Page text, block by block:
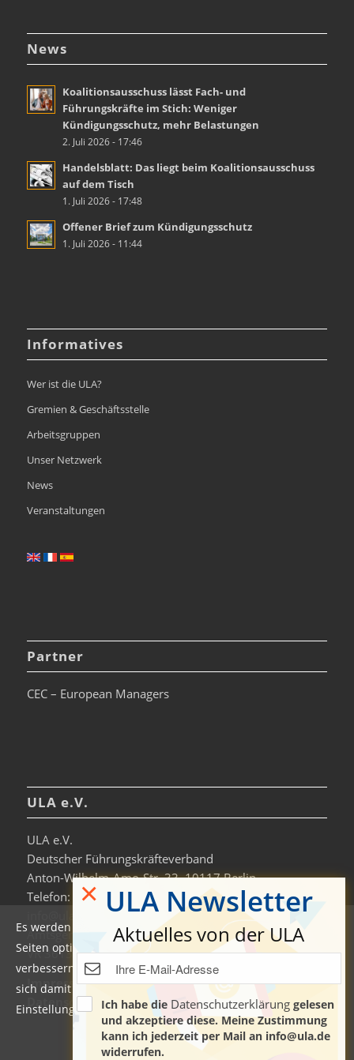
News
Koalitionsausschuss lässt Fach- und
Führungskräfte im Stich: Weniger
Kündigungsschutz, mehr Belastungen
2. Juli 2026 - 17:46
Handelsblatt: Das liegt beim Koalitionsausschuss
auf dem Tisch
1. Juli 2026 - 17:48
Offener Brief zum Kündigungsschutz
1. Juli 2026 - 11:44
Informatives
Wer ist die ULA?
Gremien & Geschäftsstelle
Arbeitsgruppen
Unser Netzwerk
News
Veranstaltungen
Partner
CEC – European Managers
ULA e.V.
ULA e.V.
Deutscher Führungskräfteverband
Anton-Wilhelm-Amo-Str. 33, 10117 Berlin
Telefon: +49 30-306963-0
Amtsgericht Charlottenburg
VR 36138 B
Impressum
Datenschutzerklärung & Nutzungsbedingungen
Es werden auf dieser Website Cookies verwendet, um die
Seiten optimiert darzustellen und das Nutzererlebnis zu
verbessern. Durch die Nutzung unserer Seiten erklären Sie
sich damit einverstanden. Weitere Informationen und
Einstellungen finden Sie auch in der Datenschutzerklärung.
Manage cookie settings
ULA Newsletter
Aktuelles von der ULA
Ich habe die Datenschutzerklärunggelesen
und akzeptiere diese. Meine Zustimmung
kann ich jederzeit per Mail an info@ula.de
widerrufen.
×